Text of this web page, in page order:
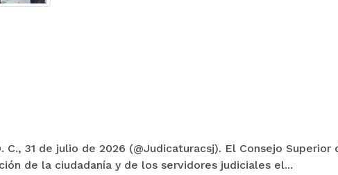
C., 31 de julio de 2026 (@Judicaturacsj). El Consejo
de la ciudadanía y de los servidores judiciales el...